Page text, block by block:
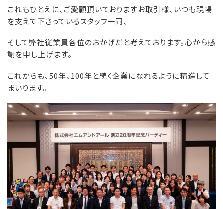
これもひとえに、ご愛顧頂いておりますお取引様、いつも現場
を支えて下さっているスタッフ一同、
そして弊社従業員各位のおかげだと考えております。心から感
謝を申し上げます。
これからも、50年、100年と続く企業になれるように精進して
まいります。